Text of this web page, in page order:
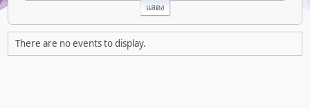
There are no events to display.